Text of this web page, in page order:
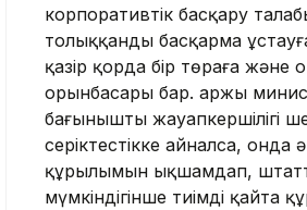
корпоративтік басқару
толыққанды басқарма
қазір қорда бір төраға және
орынбасары бар. Қаржы
бағынышты жауапкершілігі
серіктестікке айналса, онда
құрылымын ықшамдап,
мүмкіндігінше тиімді қайта